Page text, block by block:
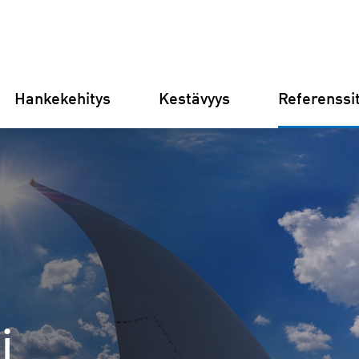
Saksa Suomi
Kroatia
Hankekehitys Kestävyys